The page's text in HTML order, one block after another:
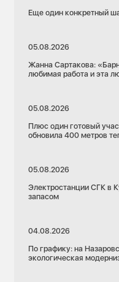
Еще один конкретный
05.08.2026
Жанна Сартакова:
любимая работа и эта
05.08.2026
Плюс один готовый
обновила 400 метров
05.08.2026
Электростанции СГК в
запасом
04.08.2026
По графику: на
экологическая